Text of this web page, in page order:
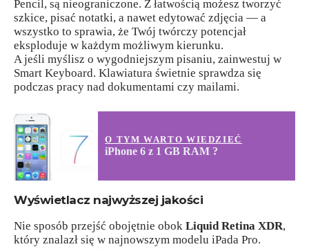
Pencil, są nieograniczone. Z łatwością możesz tworzyć
szkice, pisać notatki, a nawet edytować zdjęcia — a
wszystko to sprawia, że Twój twórczy potencjał
eksploduje w każdym możliwym kierunku.
A jeśli myślisz o wygodniejszym pisaniu, zainwestuj w
Smart Keyboard. Klawiatura świetnie sprawdza się
podczas pracy nad dokumentami czy mailami.
O TYM WARTO WIEDZIEĆ
iPhone 6 z 1 GB RAM ?
Wyświetlacz najwyższej jakości
Nie sposób przejść obojętnie obok Liquid Retina XDR,
który znalazł się w najnowszym modelu iPada Pro.